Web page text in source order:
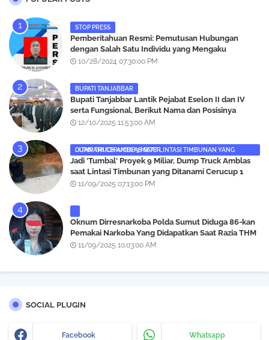
STOP PRESS
Pemberitahuan Resmi: Pemutusan Hubungan
dengan Salah Satu Individu yang Mengaku
Wartawan Analisismedia.com
10/28/2024 07:30:00 PM
BUPATI TANJABBAR
‎Bupati Tanjabbar Lantik Pejabat Eselon II dan IV
serta Fungsional, Berikut Nama dan Posisinya
12/10/2025 11:53:00 AM
DUMP TRUCK AMBLAS SAAT LINTASI TIMBUNAN YANG DITANAMI CERUCUP 3 METER
‎Jadi 'Tumbal' Proyek 9 Miliar, Dump Truck Amblas
saat Lintasi Timbunan yang Ditanami Cerucup 1
Meter
11/09/2025 07:13:00 PM
Oknum Dirresnarkoba Polda Sumut Diduga 86-kan
Pemakai Narkoba Yang Didapatkan Saat Razia THM
Black Owl, Propam Diminta Bertindak
11/09/2025 10:03:00 AM
SOCIAL PLUGIN
Facebook Whatsapp